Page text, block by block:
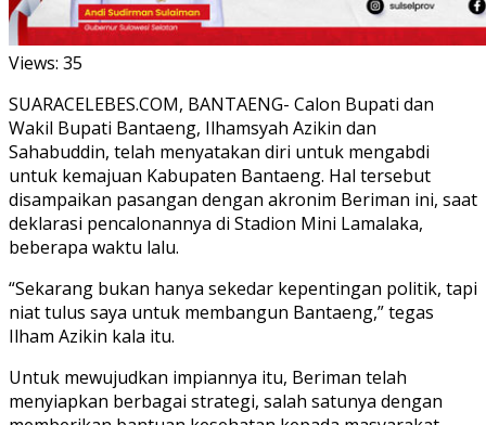
Views: 35
SUARACELEBES.COM, BANTAENG- Calon Bupati dan
Wakil Bupati Bantaeng, Ilhamsyah Azikin dan
Sahabuddin, telah menyatakan diri untuk mengabdi
untuk kemajuan Kabupaten Bantaeng. Hal tersebut
disampaikan pasangan dengan akronim Beriman ini, saat
deklarasi pencalonannya di Stadion Mini Lamalaka,
beberapa waktu lalu.
“Sekarang bukan hanya sekedar kepentingan politik, tapi
niat tulus saya untuk membangun Bantaeng,” tegas
Ilham Azikin kala itu.
Untuk mewujudkan impiannya itu, Beriman telah
menyiapkan berbagai strategi, salah satunya dengan